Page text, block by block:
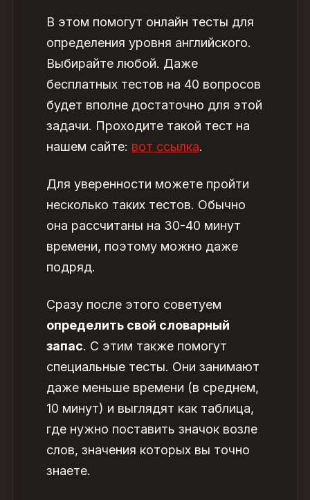
В этом помогут онлайн тесты для
определения уровня английского.
Выбирайте любой. Даже
бесплатных тестов на 40 вопросов
будет вполне достаточно для этой
задачи. Проходите такой тест на
нашем сайте: вот ссылка.
Для уверенности можете пройти
несколько таких тестов. Обычно
она рассчитаны на 30-40 минут
времени, поэтому можно даже
подряд.
Сразу после этого советуем
определить свой словарный
запас. С этим также помогут
специальные тесты. Они занимают
даже меньше времени (в среднем,
10 минут) и выглядят как таблица,
где нужно поставить значок возле
слов, значения которых вы точно
знаете.